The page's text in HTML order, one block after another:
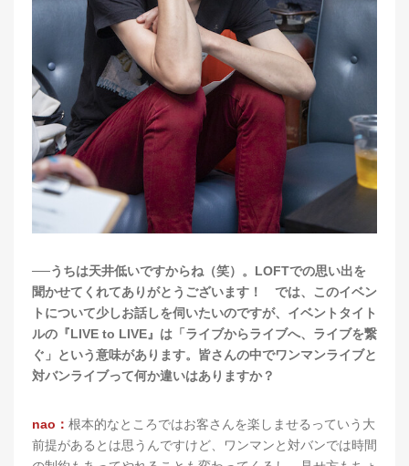
──うちは天井低いですからね（笑）。LOFTでの思い出を
聞かせてくれてありがとうございます！ では、このイベン
トについて少しお話しを伺いたいのですが、イベントタイト
ルの『LIVE to LIVE』は「ライブからライブへ、ライブを繋
ぐ」という意味があります。皆さんの中でワンマンライブと
対バンライブって何か違いはありますか？
nao： 根本的なところではお客さんを楽しませるっていう大
前提があるとは思うんですけど、ワンマンと対バンでは時間